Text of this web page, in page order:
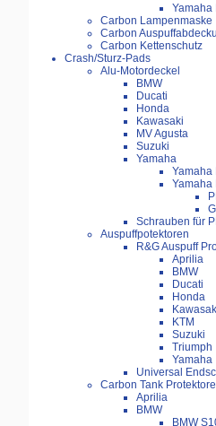
Yamaha
Carbon Lampenmaske
Carbon
Carbon Kettenschutz
Crash/Sturz-Pads
Alu-Motordeckel
BMW
Ducati
Honda
Kawasaki
MV Agusta
Suzuki
Yamaha
Yamaha
Yamaha
Schrauben für
Auspuffpotektoren
R&G Auspuff
Aprilia
BMW
Ducati
Honda
KTM
Suzuki
Triumph
Yamaha
Universal
Carbon Tank
Aprilia
BMW
BMW